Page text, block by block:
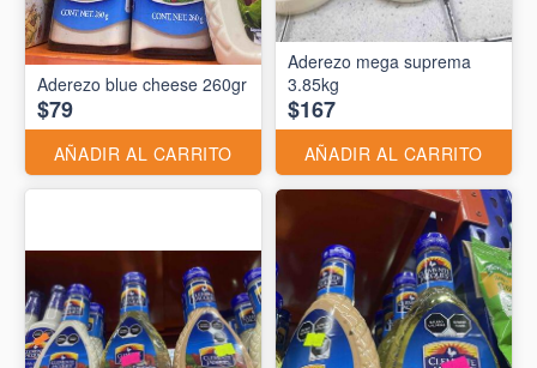
Aderezo blue cheese 260gr
$79
AÑADIR AL CARRITO
Aderezo mega suprema
3.85kg
$167
AÑADIR AL CARRITO